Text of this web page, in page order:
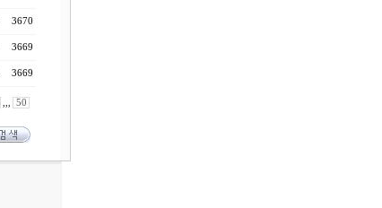
3670
3669
3669
,,, 50